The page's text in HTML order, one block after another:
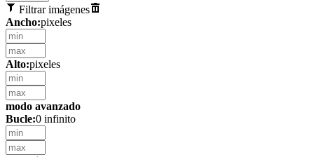
Filtrar imágenes
Ancho:pixeles
Alto:pixeles
modo avanzado
Bucle:0 infinito